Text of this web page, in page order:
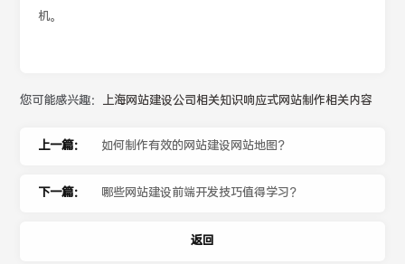
机。
您可能感兴趣： 上海网站建设公司相关知识响应式网站制作相关内容
上一篇： 如何制作有效的网站建设网站地图？
下一篇： 哪些网站建设前端开发技巧值得学习？
返回